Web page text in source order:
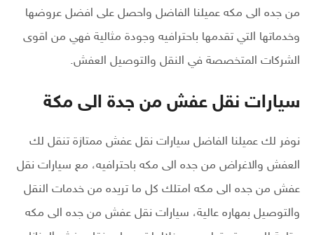
من جده الى مكه عميلنا الفاضل واحصل على افضل عروضها
وخدماتها التي تقدمها باحترافيه وجودة مثالية فهي من اقوى
الشركات المتخصصة في النقل والتوصيل العفش.
سيارات نقل عفش من جدة الى مكة
نوفر لك عميلنا الفاضل سيارات نقل عفش ممتازة تنقل لك
العفش والاغراض من جده الى مكه باحترافيه، مع سيارات نقل
عفش من جده الى مكه امتلك كل ما تريده من خدمات النقل
والتوصيل بمهاره عالية، سيارات نقل عفش من جده الى مكه